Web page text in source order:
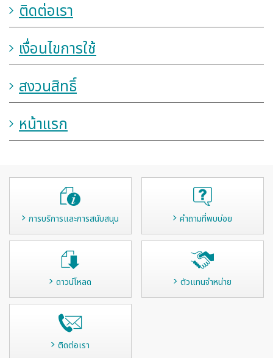
ติดต่อเรา
เงื่อนไขการใช้
สงวนสิทธิ์
หน้าแรก
การบริการและการสนับสนุน คำถามที่พบบ่อย
ดาวน์โหลด ตัวแทนจำหน่าย
ติดต่อเรา